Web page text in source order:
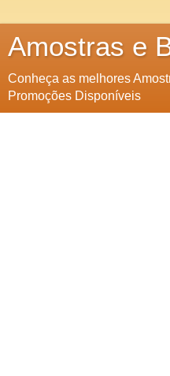
Amostras e
Conheça as melhores
Promoções Disponíveis